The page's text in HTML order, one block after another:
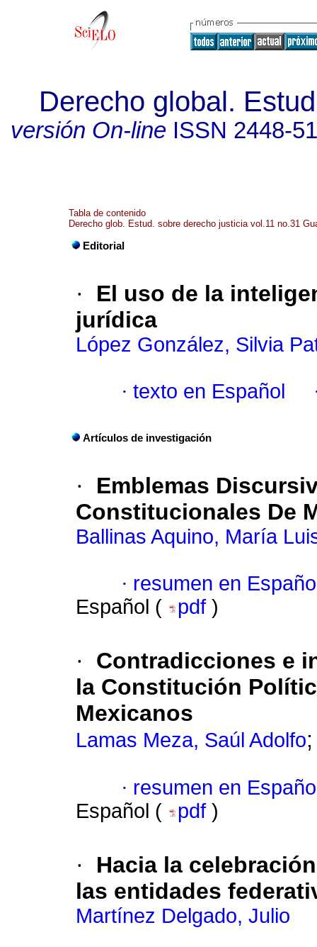
Derecho global.
versión On-lineISSN 2448-
Tabla de contenido
Derecho glob. Estud. sobre derecho justicia vol.11 no.31
Editorial
·
El uso de la
jurídica
López González, Silvia
· texto en Español
Artículos de investigación
·
Emblemas
Constitucionales De
Ballinas Aquino, María
· resumen en
Español (
pdf )
·
Contradicciones e
la Constitución
Mexicanos
Lamas Meza, Saúl Adolfo
· resumen en
Español (
pdf )
·
Hacia la
las entidades
Martínez Delgado, Julio